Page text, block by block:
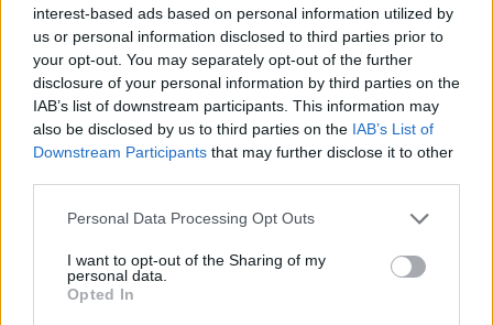
interest-based ads based on personal information utilized by
us or personal information disclosed to third parties prior to
your opt-out. You may separately opt-out of the further
disclosure of your personal information by third parties on the
IAB’s list of downstream participants. This information may
also be disclosed by us to third parties on the IAB’s List of
Downstream Participants that may further disclose it to other
Personal Data Processing Opt Outs
I want to opt-out of the Sharing of my
personal data.
Opted In